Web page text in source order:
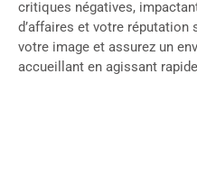
critiques négatives,
d’affaires et votre réputation
votre image et assurez un
accueillant en agissant